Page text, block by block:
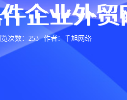
企业外贸
次数：253 作者：千旭网络